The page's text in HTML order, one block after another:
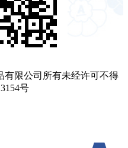
有限公司所有未经许可不得
号